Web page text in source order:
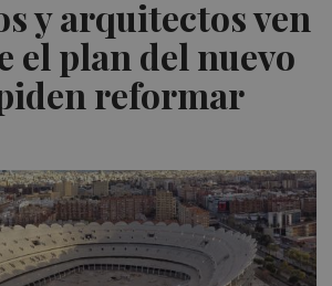
y arquitectos ven
el plan del nuevo
reformar